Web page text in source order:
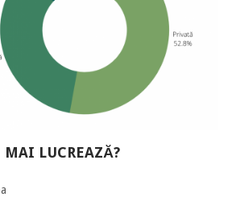
MAI LUCREAZĂ?